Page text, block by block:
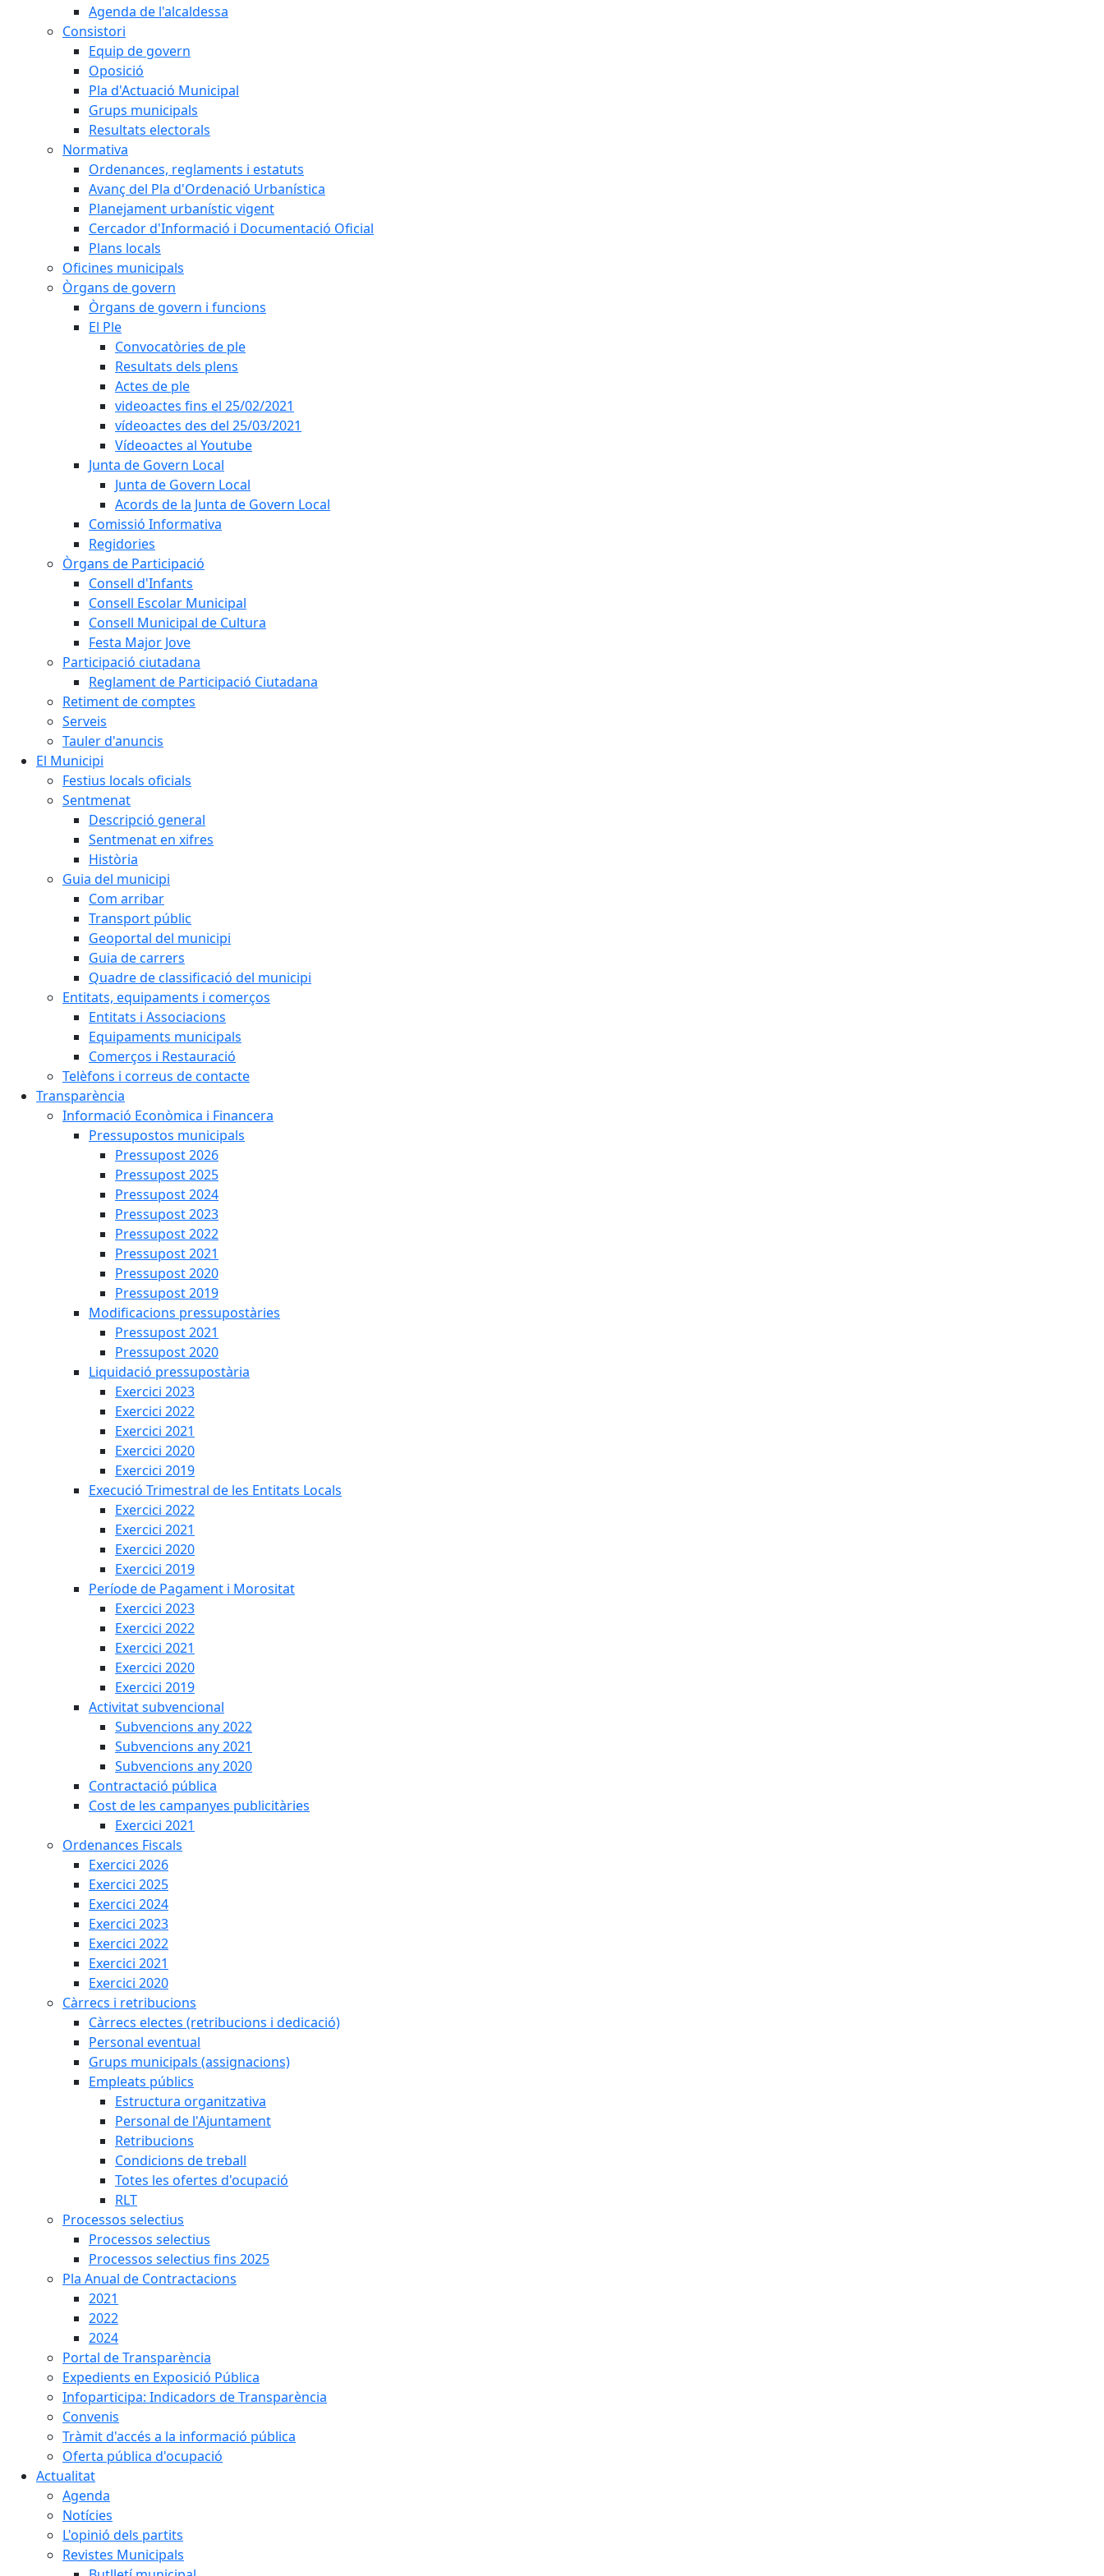
Agenda de l'alcaldessa
Consistori
Equip de govern
Oposició
Pla d'Actuació Municipal
Grups municipals
Resultats electorals
Normativa
Ordenances, reglaments i estatuts
Avanç del Pla d'Ordenació Urbanística
Planejament urbanístic vigent
Cercador d'Informació i Documentació Oficial
Plans locals
Oficines municipals
Òrgans de govern
Òrgans de govern i funcions
El Ple
Convocatòries de ple
Resultats dels plens
Actes de ple
videoactes fins el 25/02/2021
vídeoactes des del 25/03/2021
Vídeoactes al Youtube
Junta de Govern Local
Junta de Govern Local
Acords de la Junta de Govern Local
Comissió Informativa
Regidories
Òrgans de Participació
Consell d'Infants
Consell Escolar Municipal
Consell Municipal de Cultura
Festa Major Jove
Participació ciutadana
Reglament de Participació Ciutadana
Retiment de comptes
Serveis
Tauler d'anuncis
El Municipi
Festius locals oficials
Sentmenat
Descripció general
Sentmenat en xifres
Història
Guia del municipi
Com arribar
Transport públic
Geoportal del municipi
Guia de carrers
Quadre de classificació del municipi
Entitats, equipaments i comerços
Entitats i Associacions
Equipaments municipals
Comerços i Restauració
Telèfons i correus de contacte
Transparència
Informació Econòmica i Financera
Pressupostos municipals
Pressupost 2026
Pressupost 2025
Pressupost 2024
Pressupost 2023
Pressupost 2022
Pressupost 2021
Pressupost 2020
Pressupost 2019
Modificacions pressupostàries
Pressupost 2021
Pressupost 2020
Liquidació pressupostària
Exercici 2023
Exercici 2022
Exercici 2021
Exercici 2020
Exercici 2019
Execució Trimestral de les Entitats Locals
Exercici 2022
Exercici 2021
Exercici 2020
Exercici 2019
Període de Pagament i Morositat
Exercici 2023
Exercici 2022
Exercici 2021
Exercici 2020
Exercici 2019
Activitat subvencional
Subvencions any 2022
Subvencions any 2021
Subvencions any 2020
Contractació pública
Cost de les campanyes publicitàries
Exercici 2021
Ordenances Fiscals
Exercici 2026
Exercici 2025
Exercici 2024
Exercici 2023
Exercici 2022
Exercici 2021
Exercici 2020
Càrrecs i retribucions
Càrrecs electes (retribucions i dedicació)
Personal eventual
Grups municipals (assignacions)
Empleats públics
Estructura organitzativa
Personal de l'Ajuntament
Retribucions
Condicions de treball
Totes les ofertes d'ocupació
RLT
Processos selectius
Processos selectius
Processos selectius fins 2025
Pla Anual de Contractacions
2021
2022
2024
Portal de Transparència
Expedients en Exposició Pública
Infoparticipa: Indicadors de Transparència
Convenis
Tràmit d'accés a la informació pública
Oferta pública d'ocupació
Actualitat
Agenda
Notícies
L'opinió dels partits
Revistes Municipals